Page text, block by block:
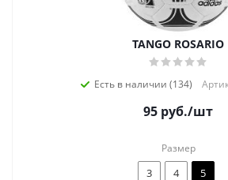
TANGO ROSARIO
Есть в наличии (134)
95 руб./шт
Размер
3 4 5